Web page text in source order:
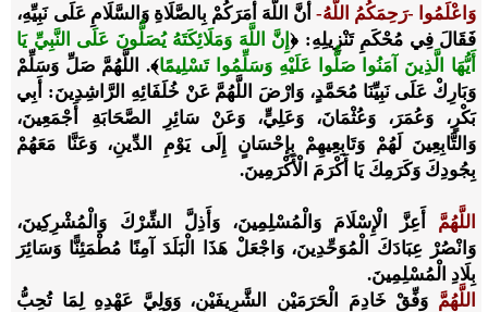
وَاعْلَمُوا -رَحِمَكُمُ اللَّهُ- أَنَّ اللَّهَ أَمَرَكُمْ بِالصَّلَاةِ وَالسَّلَامِ عَلَى نَبِيِّهِ،
فَقَالَ فِي مُحْكَمِ تَنْزِيلِهِ: ﴿إِنَّ اللَّهَ وَمَلَائِكَتَهُ يُصَلُّونَ عَلَى النَّبِيِّ يَا
أَيُّهَا الَّذِينَ آمَنُوا صَلُّوا عَلَيْهِ وَسَلِّمُوا تَسْلِيمًا﴾.اللَّهُمَّ صَلِّ وَسَلِّمْ
وَبَارِكْ عَلَى نَبِيِّنَا مُحَمَّدٍ، وَارْضَ اللَّهُمَّ عَنْ خُلَفَائِهِ الرَّاشِدِينَ: أَبِي
بَكْرٍ، وَعُمَرَ، وَعُثْمَانَ، وَعَلِيٍّ، وَعَنْ سَائِرِ الصَّحَابَةِ أَجْمَعِينَ،
وَالتَّابِعِينَ لَهُمْ وَتَابِعِيهِمْ بِإِحْسَانٍ إِلَى يَوْمِ الدِّينِ، وَعَنَّا مَعَهُمْ
بِجُودِكَ وَكَرَمِكَ يَا أَكْرَمَ الْأَكْرَمِينَ.
اللَّهُمَّ
أَعِزَّ الْإِسْلَامَ وَالْمُسْلِمِينَ، وَأَذِلَّ الشِّرْكَ وَالْمُشْرِكِينَ،
وَانْصُرْ عِبَادَكَ الْمُوَحِّدِينَ، وَاجْعَلْ هَذَا الْبَلَدَ آمِنًا مُطْمَئِنًّا وَسَائِرَ
بِلَادِ الْمُسْلِمِينَ.
اللَّهُمَّ وَفِّقْ خَادِمَ الْحَرَمَيْنِ الشَّرِيفَيْنِ، وَوَلِيَّ عَهْدِهِ لِمَا تُحِبُّ